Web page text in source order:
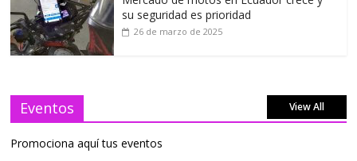
su seguridad es prioridad
26 de marzo de 2025
Eventos View All
Promociona aquí tus eventos